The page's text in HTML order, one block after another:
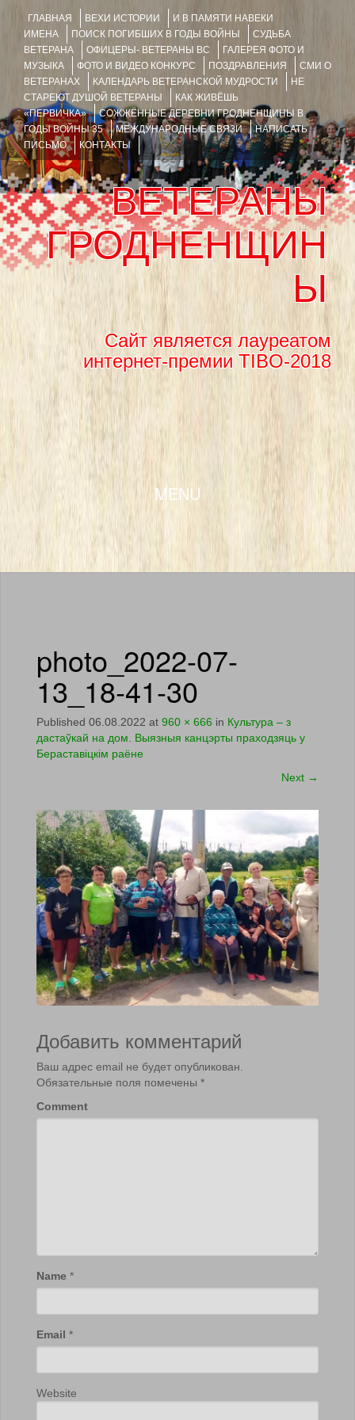
ГЛАВНАЯ ВЕХИ ИСТОРИИ
И В ПАМЯТИ НАВЕКИ
ИМЕНА
ПОИСК ПОГИБШИХ В ГОДЫ ВОЙНЫ
СУДЬБА
ВЕТЕРАНА
ОФИЦЕРЫ- ВЕТЕРАНЫ ВС
ГАЛЕРЕЯ ФОТО И
МУЗЫКА
ФОТО И ВИДЕО КОНКУРС ПОЗДРАВЛЕНИЯ
СМИ О
ВЕТЕРАНАХ
КАЛЕНДАРЬ ВЕТЕРАНСКОЙ МУДРОСТИ
НЕ
СТАРЕЮТ ДУШОЙ ВЕТЕРАНЫ
КАК ЖИВЁШЬ
«ПЕРВИЧКА»
СОЖЖЁННЫЕ ДЕРЕВНИ ГРОДНЕНЩИНЫ В
ГОДЫ ВОЙНЫ 35
МЕЖДУНАРОДНЫЕ СВЯЗИ
НАПИСАТЬ
ПИСЬМО
КОНТАКТЫ
ВЕТЕРАНЫ
ГРОДНЕНЩИН
Ы
Сайт является лауреатом
интернет-премии TIBO-2018
MENU
photo_2022-07-
13_18-41-30
Published 06.08.2022 at 960 × 666 in Культура – з
дастаўкай на дом. Выязныя канцэрты праходзяць у
Бераставіцкім раёне
Next →
Добавить комментарий
Ваш адрес email не будет опубликован.
Обязательные поля помечены *
Comment
Name *
Email *
Website